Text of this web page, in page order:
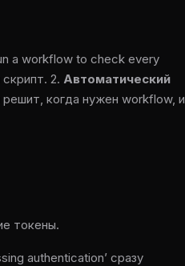
a workflow to check every
2. Автоматический
когда нужен workflow, и
токены.
authentication’ сразу